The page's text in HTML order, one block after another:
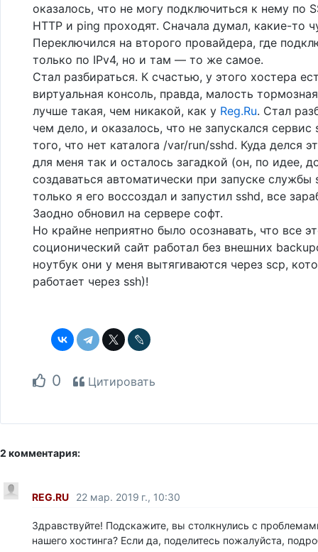
оказалось, что не могу подключиться к нему по
HTTP и ping проходят. Сначала думал, какие-то
Переключился на второго провайдера, где
только по IPv4, но и там — то же самое.
Стал разбираться. К счастью, у этого хостера
виртуальная консоль, правда, малость
лучше такая, чем никакой, как у Reg.Ru. Стал
чем дело, и оказалось, что не запускался сервис
того, что нет каталога /var/run/sshd. Куда делся
для меня так и осталось загадкой (он, по идее,
создаваться автоматически при запуске службы
только я его воссоздал и запустил sshd, все
Заодно обновил на сервере софт.
Но крайне неприятно было осознавать, что все
соционический сайт работал без внешних
ноутбук они у меня вытягиваются через scp,
работает через ssh)!
0 Цитировать
2 комментария:
REG.RU 22 мар. 2019 г., 10:30
Здравствуйте! Подскажите, вы столкнулись с
нашего хостинга? Если да, поделитесь пожалуйста,